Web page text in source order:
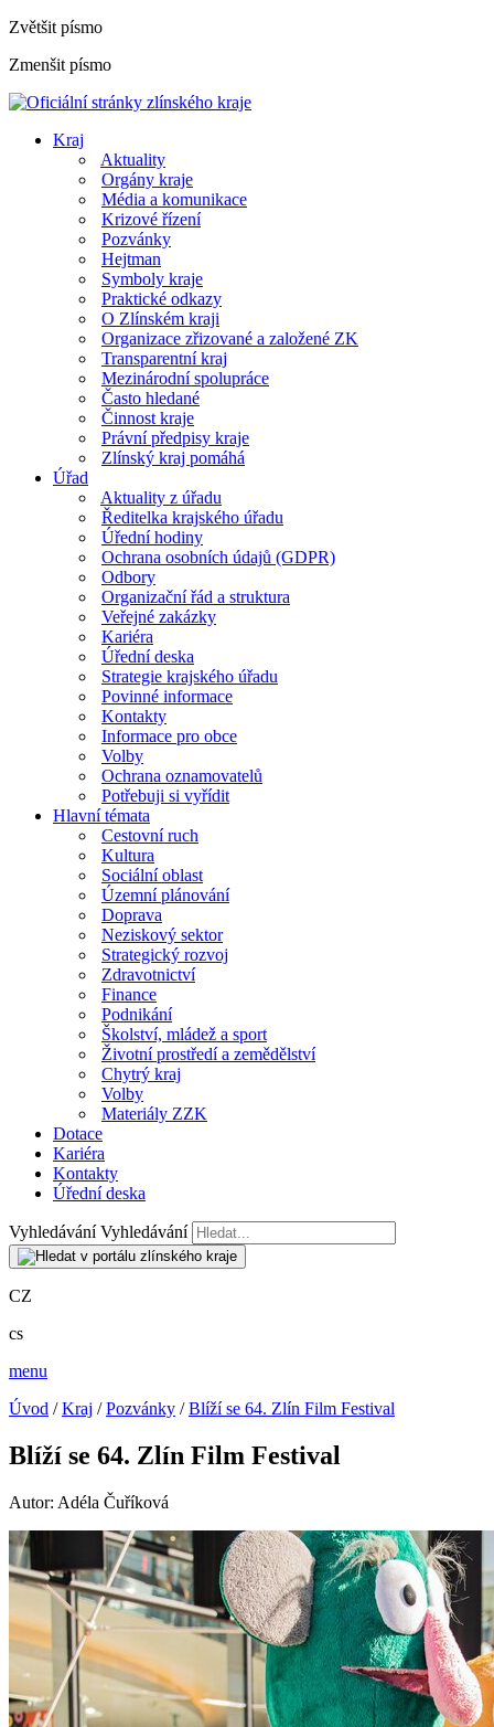
Zvětšit písmo
Zmenšit písmo
Kraj
Aktuality
Orgány kraje
Média a komunikace
Krizové řízení
Pozvánky
Hejtman
Symboly kraje
Praktické odkazy
O Zlínském kraji
Organizace zřizované a založené ZK
Transparentní kraj
Mezinárodní spolupráce
Často hledané
Činnost kraje
Právní předpisy kraje
Zlínský kraj pomáhá
Úřad
Aktuality z úřadu
Ředitelka krajského úřadu
Úřední hodiny
Ochrana osobních údajů (GDPR)
Odbory
Organizační řád a struktura
Veřejné zakázky
Kariéra
Úřední deska
Strategie krajského úřadu
Povinné informace
Kontakty
Informace pro obce
Volby
Ochrana oznamovatelů
Potřebuji si vyřídit
Hlavní témata
Cestovní ruch
Kultura
Sociální oblast
Územní plánování
Doprava
Neziskový sektor
Strategický rozvoj
Zdravotnictví
Finance
Podnikání
Školství, mládež a sport
Životní prostředí a zemědělství
Chytrý kraj
Volby
Materiály ZZK
Dotace
Kariéra
Kontakty
Úřední deska
Vyhledávání Vyhledávání
CZ
cs
menu
Úvod /Kraj /Pozvánky /Blíží se 64. Zlín Film Festival
Blíží se 64. Zlín Film Festival
Autor: Adéla Čuříková